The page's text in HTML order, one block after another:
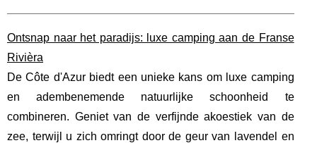
Ontsnap naar het paradijs: luxe camping aan de Franse
Rivièra
De Côte d'Azur biedt een unieke kans om luxe camping
en adembenemende natuurlijke schoonheid te
combineren. Geniet van de verfijnde akoestiek van de
zee, terwijl u zich omringt door de geur van lavendel en